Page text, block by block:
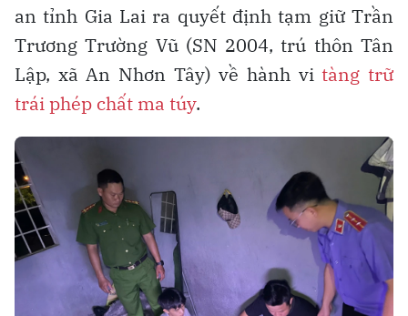
an tỉnh Gia Lai ra quyết định tạm giữ Trần
Trương Trường Vũ (SN 2004, trú thôn Tân
Lập, xã An Nhơn Tây) về hành vitàng trữ
trái phép chất ma túy.